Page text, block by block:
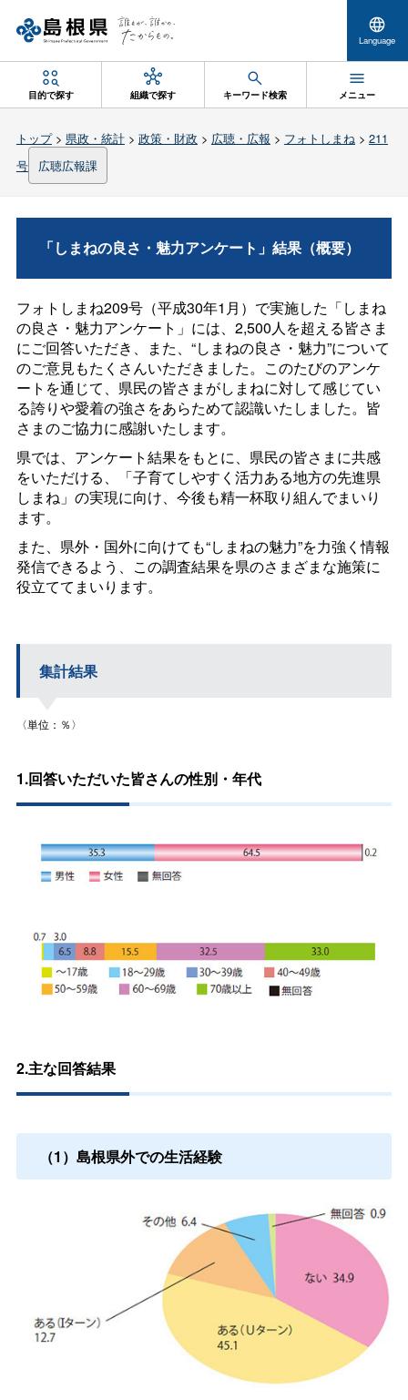
Language
目的で探す 組織で探す キーワード検索 メニュー
トップ> 県政・統計> 政策・財政 > 広聴・広報 > フォトしまね> 211
号
広聴広報課
「しまねの良さ・魅力アンケート」結果（概要）
フォトしまね209号（平成30年1月）で実施した「しまね
の良さ・魅力アンケート」には、2,500人を超える皆さま
にご回答いただき、また、“しまねの良さ・魅力”について
のご意見もたくさんいただきました。このたびのアンケ
ートを通じて、県民の皆さまがしまねに対して感じてい
る誇りや愛着の強さをあらためて認識いたしました。皆
さまのご協力に感謝いたします。
県では、アンケート結果をもとに、県民の皆さまに共感
をいただける、「子育てしやすく活力ある地方の先進県
しまね」の実現に向け、今後も精一杯取り組んでまいり
ます。
また、県外・国外に向けても“しまねの魅力”を力強く情報
発信できるよう、この調査結果を県のさまざまな施策に
役立ててまいります。
集計結果
〈単位：％〉
1.回答いただいた皆さんの性別・年代
2.主な回答結果
（1）島根県外での生活経験